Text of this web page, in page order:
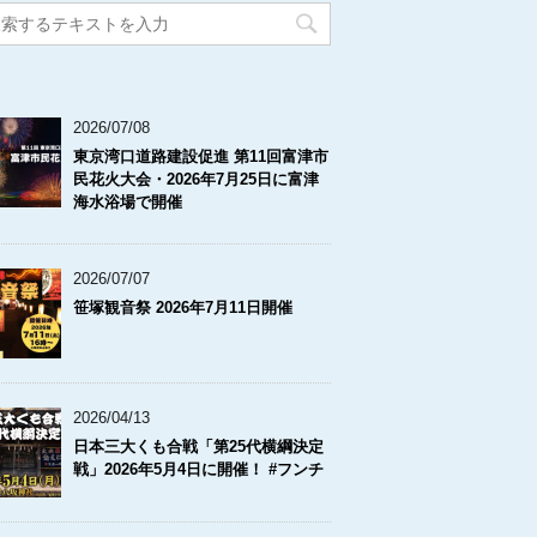
2026/07/08
東京湾口道路建設促進 第11回富津市
民花火大会・2026年7月25日に富津
海水浴場で開催
2026/07/07
笹塚観音祭 2026年7月11日開催
2026/04/13
日本三大くも合戦「第25代横綱決定
戦」2026年5月4日に開催！ #フンチ